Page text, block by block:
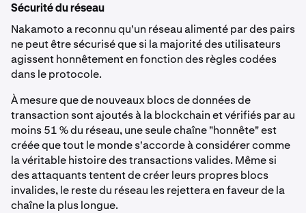
Sécurité du réseau
Nakamoto a reconnu qu'un réseau alimenté par des pairs
ne peut être sécurisé que si la majorité des utilisateurs
agissent honnêtement en fonction des règles codées
dans le protocole.
À mesure que de nouveaux blocs de données de
transaction sont ajoutés à la blockchain et vérifiés par au
moins 51 % du réseau, une seule chaîne "honnête" est
créée que tout le monde s'accorde à considérer comme
la véritable histoire des transactions valides. Même si
des attaquants tentent de créer leurs propres blocs
invalides, le reste du réseau les rejettera en faveur de la
chaîne la plus longue.